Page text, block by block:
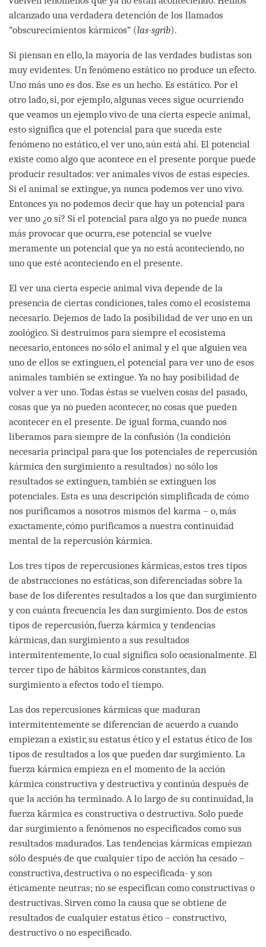
alcanzado una verdadera detención de los llamados
“obscurecimientos kármicos” (las-sgrib).
Si piensan en ello, la mayoría de las verdades budistas son
muy evidentes. Un fenómeno estático no produce un efecto.
Uno más uno es dos. Ese es un hecho. Es estático. Por el
otro lado, si, por ejemplo, algunas veces sigue ocurriendo
que veamos un ejemplo vivo de una cierta especie animal,
esto significa que el potencial para que suceda este
fenómeno no estático, el ver uno, aún está ahí. El potencial
existe como algo que acontece en el presente porque puede
producir resultados: ver animales vivos de estas especies.
Si el animal se extingue, ya nunca podemos ver uno vivo.
Entonces ya no podemos decir que hay un potencial para
ver uno ¿o sí? Si el potencial para algo ya no puede nunca
más provocar que ocurra, ese potencial se vuelve
meramente un potencial que ya no está aconteciendo, no
uno que esté aconteciendo en el presente.
El ver una cierta especie animal viva depende de la
presencia de ciertas condiciones, tales como el ecosistema
necesario. Dejemos de lado la posibilidad de ver uno en un
zoológico. Si destruimos para siempre el ecosistema
necesario, entonces no sólo el animal y el que alguien vea
uno de ellos se extinguen, el potencial para ver uno de esos
animales también se extingue. Ya no hay posibilidad de
volver a ver uno. Todas éstas se vuelven cosas del pasado,
cosas que ya no pueden acontecer, no cosas que pueden
acontecer en el presente. De igual forma, cuando nos
liberamos para siempre de la confusión (la condición
necesaria principal para que los potenciales de repercusión
kármica den surgimiento a resultados) no sólo los
resultados se extinguen, también se extinguen los
potenciales. Esta es una descripción simplificada de cómo
nos purificamos a nosotros mismos del karma – o, más
exactamente, cómo purificamos a nuestra continuidad
mental de la repercusión kármica.
Los tres tipos de repercusiones kármicas, estos tres tipos
de abstracciones no estáticas, son diferenciadas sobre la
base de los diferentes resultados a los que dan surgimiento
y con cuánta frecuencia les dan surgimiento. Dos de estos
tipos de repercusión, fuerza kármica y tendencias
kármicas, dan surgimiento a sus resultados
intermitentemente, lo cual significa solo ocasionalmente. El
tercer tipo de hábitos kármicos constantes, dan
surgimiento a efectos todo el tiempo.
Las dos repercusiones kármicas que maduran
intermitentemente se diferencian de acuerdo a cuando
empiezan a existir, su estatus ético y el estatus ético de los
tipos de resultados a los que pueden dar surgimiento. La
fuerza kármica empieza en el momento de la acción
kármica constructiva y destructiva y continúa después de
que la acción ha terminado. A lo largo de su continuidad, la
fuerza kármica es constructiva o destructiva. Solo puede
dar surgimiento a fenómenos no especificados como sus
resultados madurados. Las tendencias kármicas empiezan
sólo después de que cualquier tipo de acción ha cesado –
constructiva, destructiva o no especificada- y son
éticamente neutras; no se especifican como constructivas o
destructivas. Sirven como la causa que se obtiene de
resultados de cualquier estatus ético – constructivo,
destructivo o no especificado.